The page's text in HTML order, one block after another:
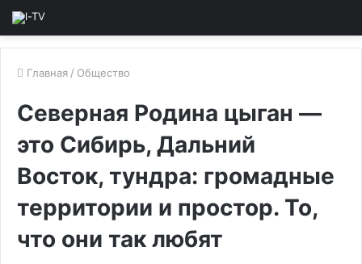
Главная / Общество
Северная Родина цыган —
это Сибирь, Дальний
Восток, тундра: громадные
территории и простор. То,
что они так любят